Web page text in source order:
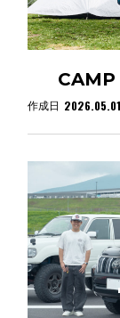
CAMP
作成日 2026.05.01